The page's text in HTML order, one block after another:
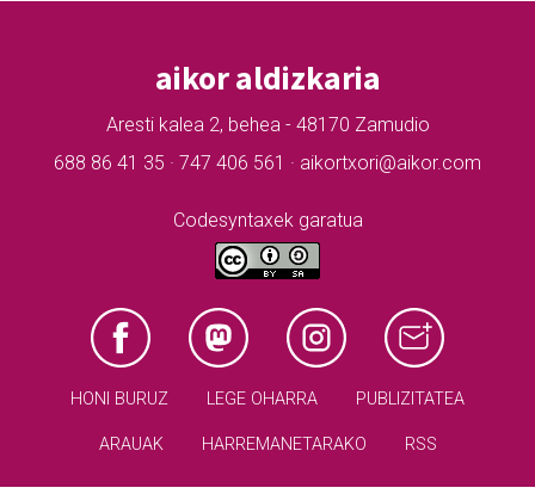
aikor aldizkaria
Aresti kalea 2, behea - 48170 Zamudio
688 86 41 35 · 747 406 561 · aikortxori@aikor.com
Codesyntaxek garatua
HONI BURUZ LEGE OHARRA PUBLIZITATEA
ARAUAK HARREMANETARAKO RSS